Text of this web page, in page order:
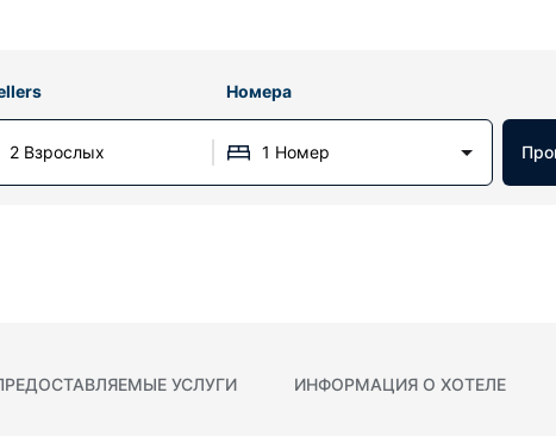
Номера
2 Взрослых 1 Номер
УСЛУГИ ИНФОРМАЦИЯ О ХОТЕЛЕ